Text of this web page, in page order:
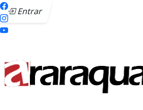
Entrar